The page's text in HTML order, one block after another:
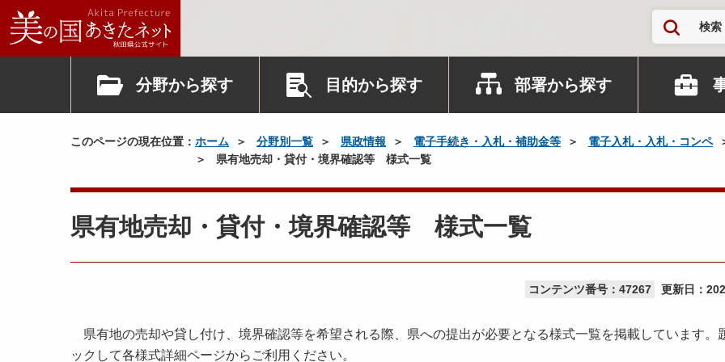
検索
分野から探す 目的から探す 部署から探す
このページの現在位置： ホーム 分野別一覧 県政情報 電子手続き・入札・補助金等
電子入札・入札・コンペ
県有地売却・貸付・境界確認等 様式一覧
県有地売却・貸付・境界確認等 様式一覧
コンテンツ番号：47267 更新日：
県有地の売却や貸し付け、境界確認等を希望される際、県への提出が必要となる様式一覧を掲載しています。
ックして各様式詳細ページからご利用ください。